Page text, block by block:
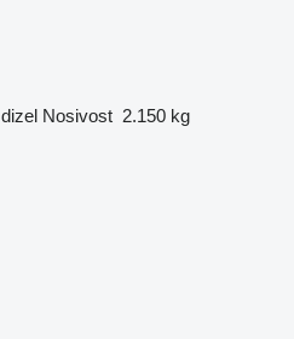
dizel Nosivost 2.150 kg